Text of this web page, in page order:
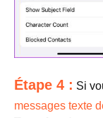
Étape 4 : Si
messages texte